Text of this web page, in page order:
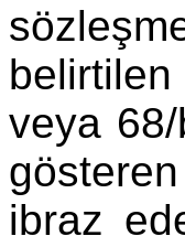
veya 68/
ibraz